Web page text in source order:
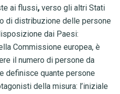
ai flussi, verso gli altri Stati
di distribuzione delle persone
dai Paesi:
Commissione europea, è
il numero di persone da
definisce quante persone
della misura: l’iniziale